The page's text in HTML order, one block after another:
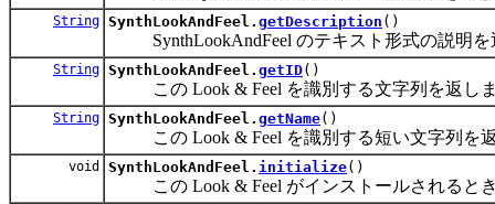
String SynthLookAndFeel. getDescription ()
SynthLookAndFeel のテキスト形式の説明を
String SynthLookAndFeel. getID()
この Look & Feel を識別する文字列を返し
String SynthLookAndFeel. getName()
この Look & Feel を識別する短い文字列を
void SynthLookAndFeel. initialize()
この Look & Feel がインストールされるとき